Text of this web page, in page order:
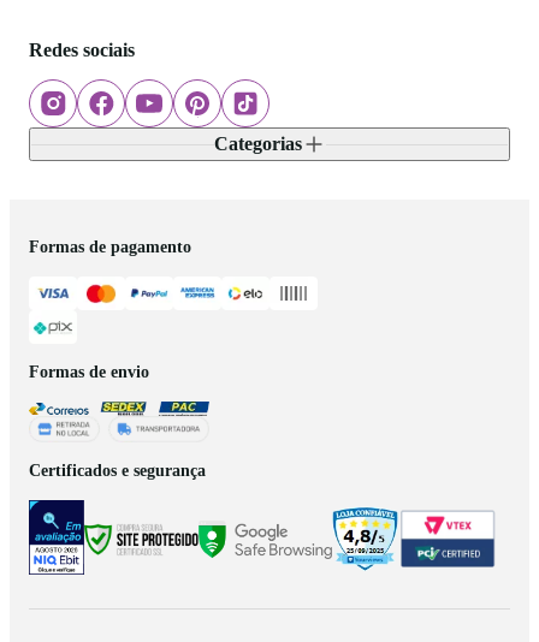
Redes sociais
Categorias
Formas de pagamento
Formas de envio
Certificados e segurança